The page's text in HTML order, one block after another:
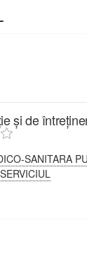
și de
SANITARA